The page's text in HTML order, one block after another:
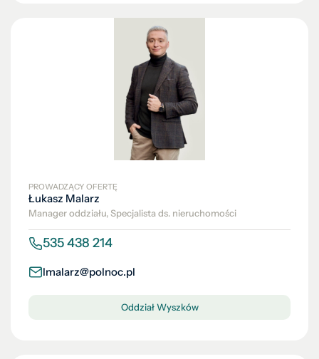
PROWADZĄCY OFERTĘ
Łukasz Malarz
Manager oddziału, Specjalista ds. nieruchomości
535 438 214
lmalarz@polnoc.pl
Oddział Wyszków